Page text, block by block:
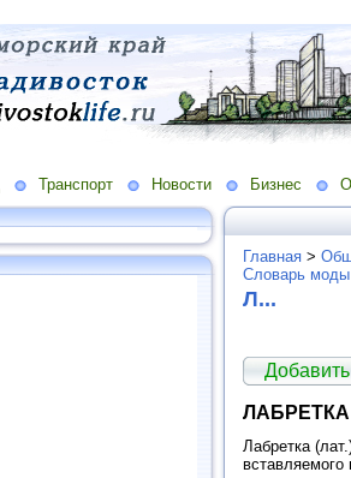
Транспорт Новости Бизнес
Главная >
Словарь
Л...
ЛАБРЕТКА
Лабретка
вставляемого